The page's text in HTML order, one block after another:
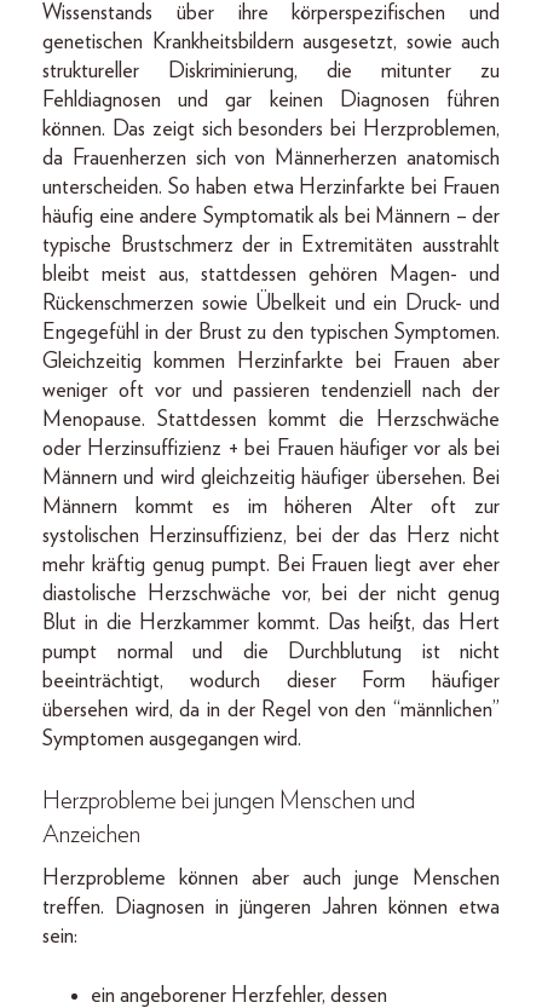
Wissenstands über ihre körperspezifischen und
genetischen Krankheitsbildern ausgesetzt, sowie auch
struktureller Diskriminierung, die mitunter zu
Fehldiagnosen und gar keinen Diagnosen führen
können. Das zeigt sich besonders bei Herzproblemen,
da Frauenherzen sich von Männerherzen anatomisch
unterscheiden. So haben etwa Herzinfarkte bei Frauen
häufig eine andere Symptomatik als bei Männern – der
typische Brustschmerz der in Extremitäten ausstrahlt
bleibt meist aus, stattdessen gehören Magen- und
Rückenschmerzen sowie Übelkeit und ein Druck- und
Engegefühl in der Brust zu den typischen Symptomen.
Gleichzeitig kommen Herzinfarkte bei Frauen aber
weniger oft vor und passieren tendenziell nach der
Menopause. Stattdessen kommt die Herzschwäche
oder Herzinsuffizienz + bei Frauen häufiger vor als bei
Männern und wird gleichzeitig häufiger übersehen. Bei
Männern kommt es im höheren Alter oft zur
systolischen Herzinsuffizienz, bei der das Herz nicht
mehr kräftig genug pumpt. Bei Frauen liegt aver eher
diastolische Herzschwäche vor, bei der nicht genug
Blut in die Herzkammer kommt. Das heißt, das Hert
pumpt normal und die Durchblutung ist nicht
beeinträchtigt, wodurch dieser Form häufiger
übersehen wird, da in der Regel von den “männlichen”
Symptomen ausgegangen wird.
Herzprobleme bei jungen Menschen und
Anzeichen
Herzprobleme können aber auch junge Menschen
treffen. Diagnosen in jüngeren Jahren können etwa
sein:
ein angeborener Herzfehler, dessen